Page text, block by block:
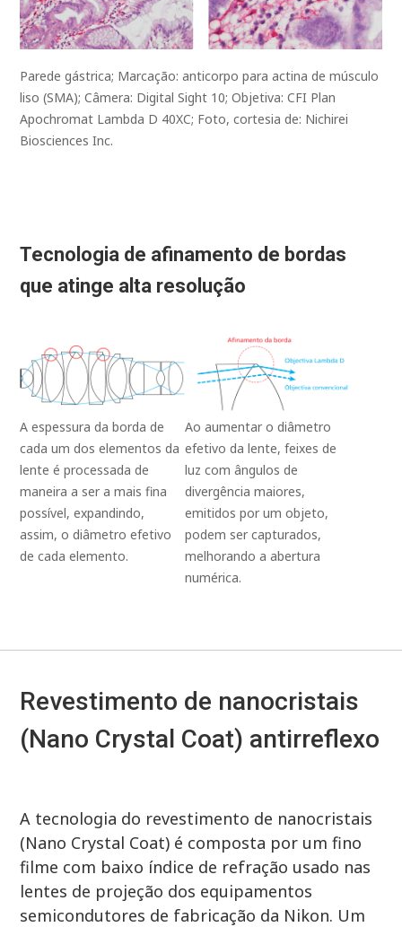
Parede gástrica; Marcação: anticorpo para actina de músculo
liso (SMA); Câmera: Digital Sight 10; Objetiva: CFI Plan
Apochromat Lambda D 40XC; Foto, cortesia de: Nichirei
Biosciences Inc.
Tecnologia de afinamento de bordas
que atinge alta resolução
A espessura da borda de
cada um dos elementos da
lente é processada de
maneira a ser a mais fina
possível, expandindo,
assim, o diâmetro efetivo
de cada elemento.
Ao aumentar o diâmetro
efetivo da lente, feixes de
luz com ângulos de
divergência maiores,
emitidos por um objeto,
podem ser capturados,
melhorando a abertura
numérica.
Revestimento de nanocristais
(Nano Crystal Coat) antirreflexo
A tecnologia do revestimento de nanocristais
(Nano Crystal Coat) é composta por um fino
filme com baixo índice de refração usado nas
lentes de projeção dos equipamentos
semicondutores de fabricação da Nikon. Um